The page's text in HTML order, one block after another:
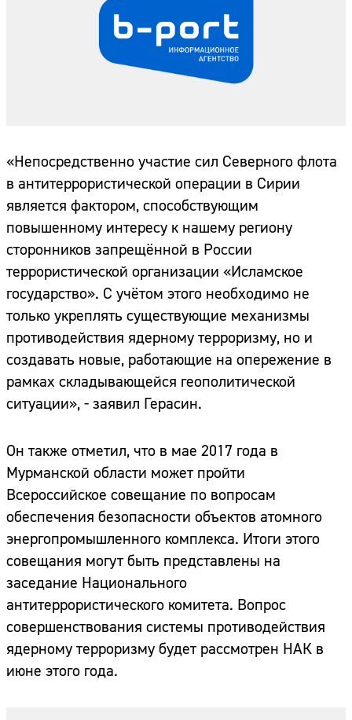
«Непосредственно участие сил Северного флота
в антитеррористической операции в Сирии
является фактором, способствующим
повышенному интересу к нашему региону
сторонников запрещённой в России
террористической организации «Исламское
государство». С учётом этого необходимо не
только укреплять существующие механизмы
противодействия ядерному терроризму, но и
создавать новые, работающие на опережение в
рамках складывающейся геополитической
ситуации», - заявил Герасин.
Он также отметил, что в мае 2017 года в
Мурманской области может пройти
Всероссийское совещание по вопросам
обеспечения безопасности объектов атомного
энергопромышленного комплекса. Итоги этого
совещания могут быть представлены на
заседание Национального
антитеррористического комитета. Вопрос
совершенствования системы противодействия
ядерному терроризму будет рассмотрен НАК в
июне этого года.